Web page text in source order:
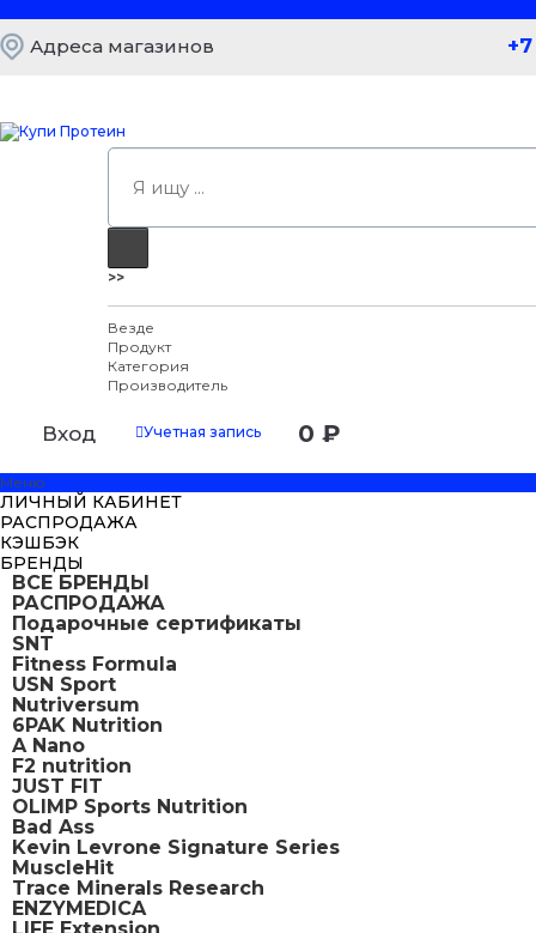
Адреса магазинов
>>
Везде
Продукт
Категория
Производитель
Вход Учетная запись 0 ₽
Меню
ЛИЧНЫЙ КАБИНЕТ
РАСПРОДАЖА
КЭШБЭК
БРЕНДЫ
ВСЕ БРЕНДЫ
РАСПРОДАЖА
Подарочные сертификаты
SNT
Fitness Formula
USN Sport
Nutriversum
6PAK Nutrition
A Nano
F2 nutrition
JUST FIT
OLIMP Sports Nutrition
Bad Ass
Kevin Levrone Signature Series
MuscleHit
Trace Minerals Research
ENZYMEDICA